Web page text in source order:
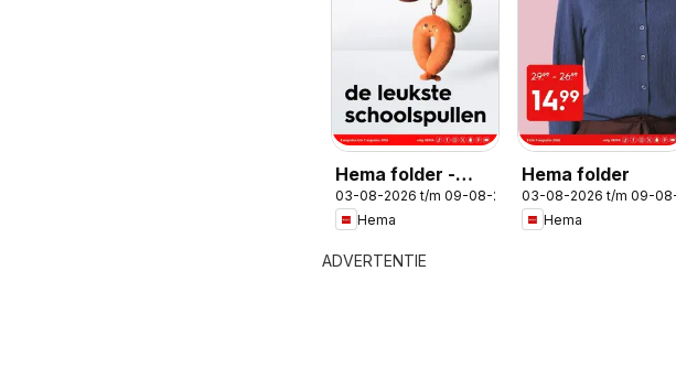
Hema folder -
Magazine
03-08-2026 t/m 09-08-2026
Hema
Hema folder
03-08-2026 t/m 09-08-
Hema
ADVERTENTIE